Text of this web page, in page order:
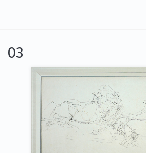
03